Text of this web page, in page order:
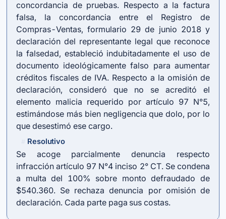
concordancia de pruebas. Respecto a la factura
falsa, la concordancia entre el Registro de
Compras-Ventas, formulario 29 de junio 2018 y
declaración del representante legal que reconoce
la falsedad, estableció indubitadamente el uso de
documento ideológicamente falso para aumentar
créditos fiscales de IVA. Respecto a la omisión de
declaración, consideró que no se acreditó el
elemento malicia requerido por artículo 97 N°5,
estimándose más bien negligencia que dolo, por lo
que desestimó ese cargo.
Resolutivo
Se acoge parcialmente denuncia respecto
infracción artículo 97 N°4 inciso 2° CT. Se condena
a multa del 100% sobre monto defraudado de
$540.360. Se rechaza denuncia por omisión de
declaración. Cada parte paga sus costas.